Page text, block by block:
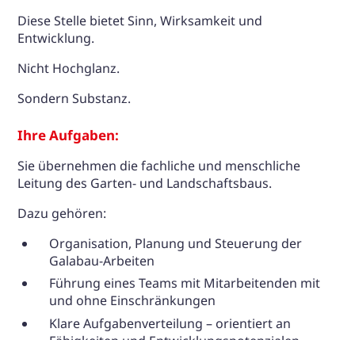
Diese Stelle bietet Sinn, Wirksamkeit und
Entwicklung.
Nicht Hochglanz.
Sondern Substanz.
Ihre Aufgaben:
Sie übernehmen die fachliche und menschliche
Leitung des Garten- und Landschaftsbaus.
Dazu gehören:
Organisation, Planung und Steuerung der
Galabau-Arbeiten
Führung eines Teams mit Mitarbeitenden mit
und ohne Einschränkungen
Klare Aufgabenverteilung – orientiert an